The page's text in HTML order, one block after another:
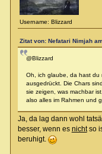
Username: Blizzard
Zitat von: Nefatari Nimjah
@Blizzard
Oh, ich glaube, da hast du
ausgedrückt. Die Chars
sie zeigen, was machbar
also alles im Rahmen und
Ja, da lag dann wohl
besser, wenn es nichtso
beruhigt.